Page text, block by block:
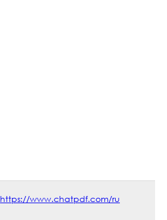
https://www.chatpdf.com/ru